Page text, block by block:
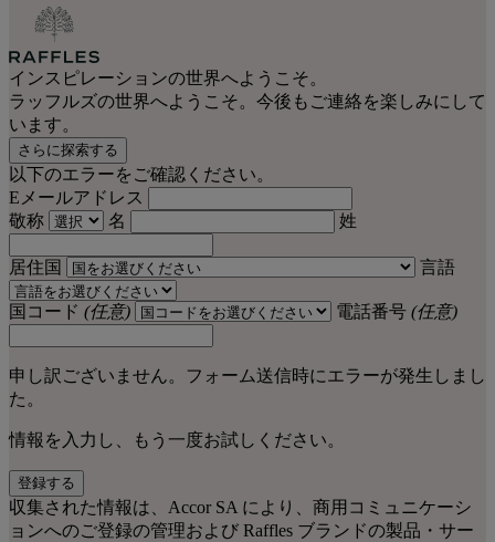
インスピレーションの世界へようこそ。
ラッフルズの世界へようこそ。今後もご連絡を楽しみにして
います。
さらに探索する
以下のエラーをご確認ください。
Eメールアドレス
敬称
名 姓
居住国 言語
国コード (任意) 電話番号 (任意)
申し訳ございません。フォーム送信時にエラーが発生しまし
た。
情報を入力し、もう一度お試しください。
登録する
収集された情報は、Accor SA により、商用コミュニケーシ
ョンへのご登録の管理および Raffles ブランドの製品・サー